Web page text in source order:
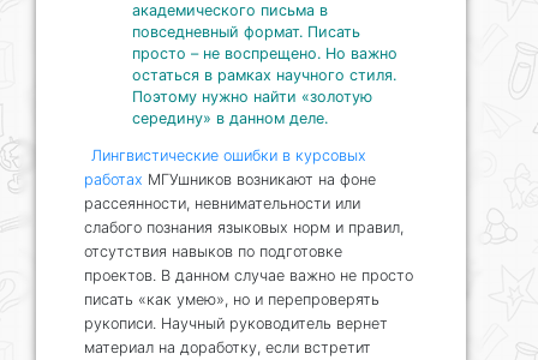
академического письма в
повседневный формат. Писать
просто – не воспрещено. Но важно
остаться в рамках научного стиля.
Поэтому нужно найти «золотую
середину» в данном деле.
Лингвистические ошибки в курсовых
работах МГУшников возникают на фоне
рассеянности, невнимательности или
слабого познания языковых норм и правил,
отсутствия навыков по подготовке
проектов. В данном случае важно не просто
писать «как умею», но и перепроверять
рукописи. Научный руководитель вернет
материал на доработку, если встретит